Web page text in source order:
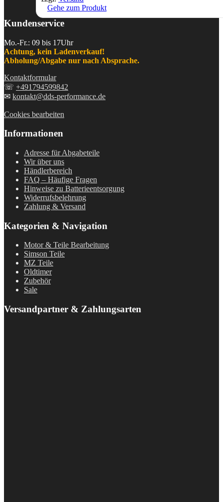
Gehe zum Produkt
Kundenservice
Mo.-Fr.: 09 bis 17Uhr
Achtung, kein Ladenverkauf!
Abholung/Abgabe nur nach Absprache.
Kontaktformular
☏ +491794599842
✉ kontakt@dds-performance.de
Cookies bearbeiten
Informationen
Adresse für Abgabeteile
Wir über uns
Händlerbereich
FAQ – Häufige Fragen
Hinweise zu Batterieentsorgung
Widerrufsbelehrung
Zahlung & Versand
Kategorien & Navigation
Motor & Teile Bearbeitung
Simson Teile
MZ Teile
Oldtimer
Zubehör
Sale
Versandpartner & Zahlungsarten